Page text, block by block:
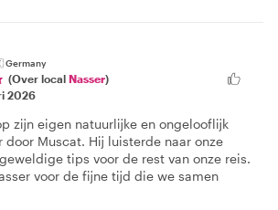
Germany
(Over local Nasser)
2026
zijn eigen natuurlijke en ongelooflijk
door Muscat. Hij luisterde naar onze
tips voor de rest van onze reis.
voor de fijne tijd die we samen